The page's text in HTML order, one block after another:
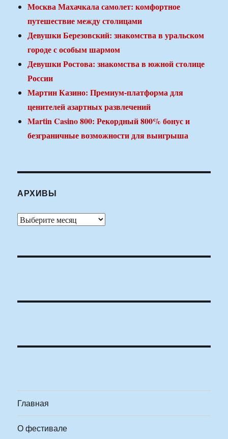
Москва Махачкала самолет: комфортное
путешествие между столицами
Девушки Березовский: знакомства в уральском
городе с особым шармом
Девушки Ростова: знакомства в южной столице
России
Мартин Казино: Премиум-платформа для
ценителей азартных развлечений
Martin Casino 800: Рекордный 800% бонус и
безграничные возможности для выигрыша
АРХИВЫ
Архивы
Главная
О фестивале